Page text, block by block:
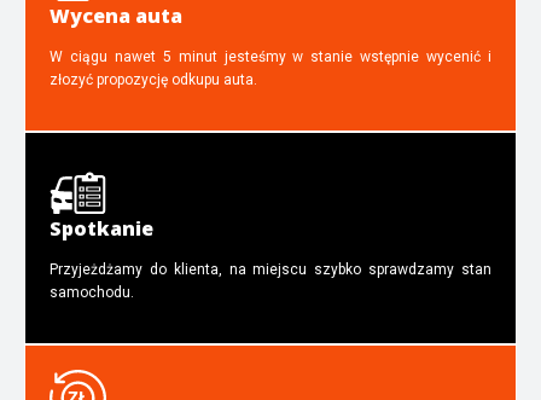
Wycena auta
W ciągu nawet 5 minut jesteśmy w stanie wstępnie wycenić i
złozyć propozycję odkupu auta.
Spotkanie
Przyjeżdżamy do klienta, na miejscu szybko sprawdzamy stan
samochodu.